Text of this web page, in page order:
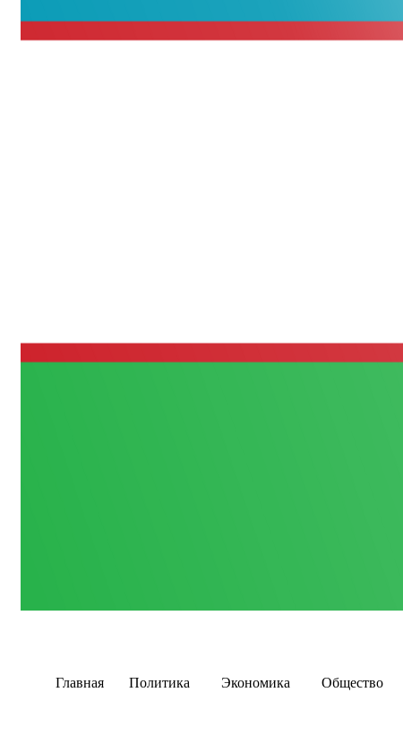
Главная Политика Экономика Общество